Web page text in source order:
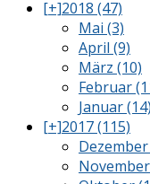
[+]2018 (47)
Mai (3)
April (9)
März (10)
Februar
Januar (14)
[+]2017 (115)
Dezember